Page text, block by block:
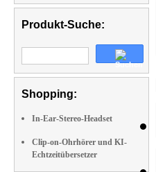
Produkt-Suche:
Shopping:
In-Ear-Stereo-Headset
Clip-on-Ohrhörer und KI-
Echtzeitübersetzer